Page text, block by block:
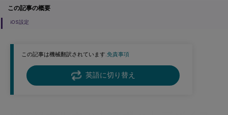
この記事は機械翻訳されています.免責事項
英語に切り替え
この記事の概要
iOS設定